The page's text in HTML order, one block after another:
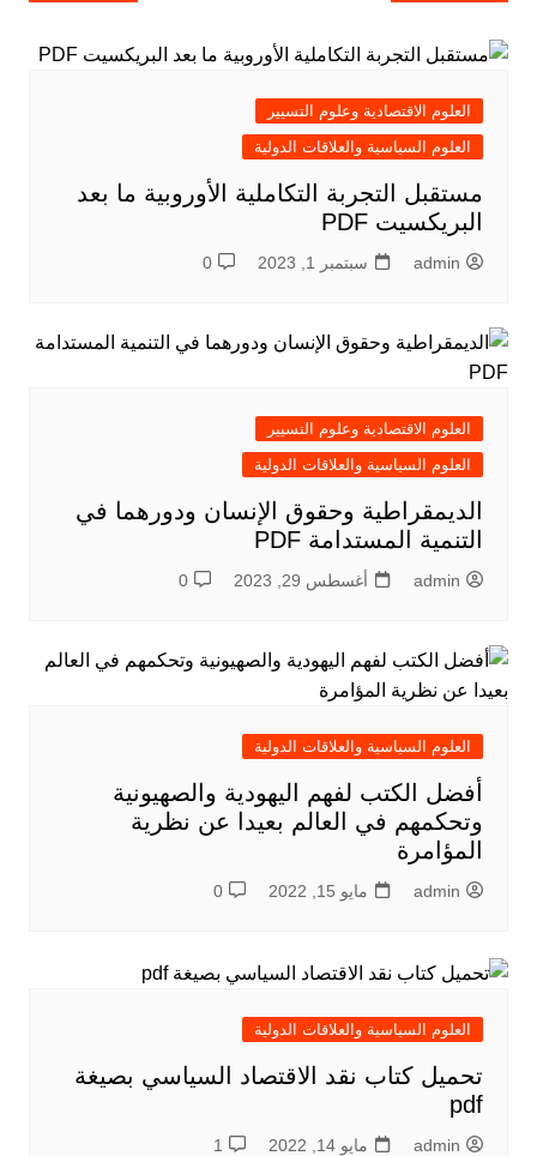
العلوم الاقتصادية وعلوم التسيير
العلوم السياسية والعلاقات الدولية
مستقبل التجربة التكاملية الأوروبية ما بعد
البريكسيت PDF
admin سبتمبر 1, 2023 0
العلوم الاقتصادية وعلوم التسيير
العلوم السياسية والعلاقات الدولية
الديمقراطية وحقوق الإنسان ودورهما في
التنمية المستدامة PDF
admin أغسطس 29, 2023 0
العلوم السياسية والعلاقات الدولية
أفضل الكتب لفهم اليهودية والصهيونية
وتحكمهم في العالم بعيدا عن نظرية
المؤامرة
admin مايو 15, 2022 0
العلوم السياسية والعلاقات الدولية
تحميل كتاب نقد الاقتصاد السياسي بصيغة
pdf
admin مايو 14, 2022 1